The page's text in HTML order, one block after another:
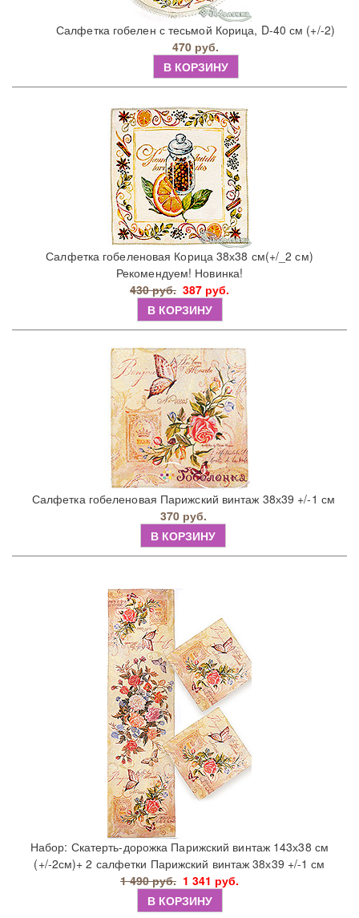
Салфетка гобелен с тесьмой Корица, D-40 см (+/-2)
470 руб.
В КОРЗИНУ
Салфетка гобеленовая Корица 38х38 см(+/_2 см)
Рекомендуем! Новинка!
430 руб. 387 руб.
В КОРЗИНУ
Салфетка гобеленовая Парижский винтаж 38х39 +/-1 см
370 руб.
В КОРЗИНУ
Набор: Скатерть-дорожка Парижский винтаж 143х38 см
(+/-2см)+ 2 салфетки Парижский винтаж 38х39 +/-1 см
1 490 руб. 1 341 руб.
В КОРЗИНУ